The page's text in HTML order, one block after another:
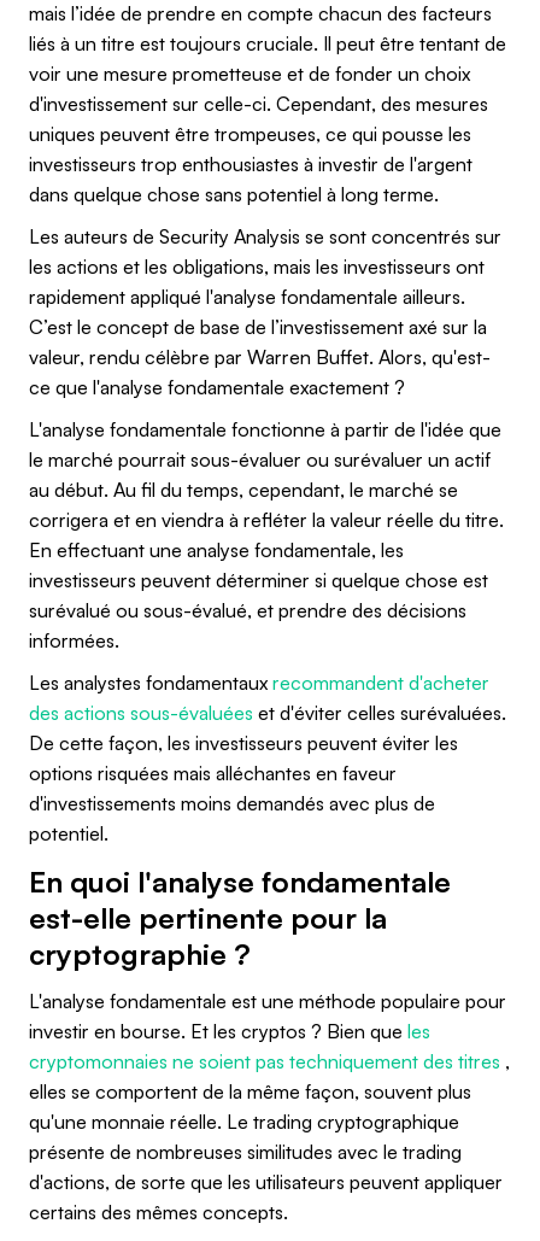
mais l’idée de prendre en compte chacun des facteurs
liés à un titre est toujours cruciale. Il peut être tentant de
voir une mesure prometteuse et de fonder un choix
d'investissement sur celle-ci. Cependant, des mesures
uniques peuvent être trompeuses, ce qui pousse les
investisseurs trop enthousiastes à investir de l'argent
dans quelque chose sans potentiel à long terme.
Les auteurs de Security Analysis se sont concentrés sur
les actions et les obligations, mais les investisseurs ont
rapidement appliqué l'analyse fondamentale ailleurs.
C’est le concept de base de l’investissement axé sur la
valeur, rendu célèbre par Warren Buffet. Alors, qu'est-
ce que l'analyse fondamentale exactement ?
L'analyse fondamentale fonctionne à partir de l'idée que
le marché pourrait sous-évaluer ou surévaluer un actif
au début. Au fil du temps, cependant, le marché se
corrigera et en viendra à refléter la valeur réelle du titre.
En effectuant une analyse fondamentale, les
investisseurs peuvent déterminer si quelque chose est
surévalué ou sous-évalué, et prendre des décisions
informées.
Les analystes fondamentaux recommandent d'acheter
des actions sous-évaluées et d'éviter celles surévaluées.
De cette façon, les investisseurs peuvent éviter les
options risquées mais alléchantes en faveur
d'investissements moins demandés avec plus de
potentiel.
En quoi l'analyse fondamentale
est-elle pertinente pour la
cryptographie ?
L'analyse fondamentale est une méthode populaire pour
investir en bourse. Et les cryptos ? Bien que les
cryptomonnaies ne soient pas techniquement des titres ,
elles se comportent de la même façon, souvent plus
qu'une monnaie réelle. Le trading cryptographique
présente de nombreuses similitudes avec le trading
d'actions, de sorte que les utilisateurs peuvent appliquer
certains des mêmes concepts.